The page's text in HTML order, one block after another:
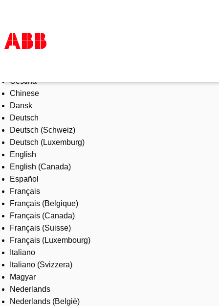
Products & Solutions
Industries
Services
About us
Where to buy
Contact us
Careers
Čeština
Chinese
Dansk
Deutsch
Deutsch (Schweiz)
Deutsch (Luxemburg)
English
English (Canada)
Español
Français
Français (Belgique)
Français (Canada)
Français (Suisse)
Français (Luxembourg)
Italiano
Italiano (Svizzera)
Magyar
Nederlands
Nederlands (België)